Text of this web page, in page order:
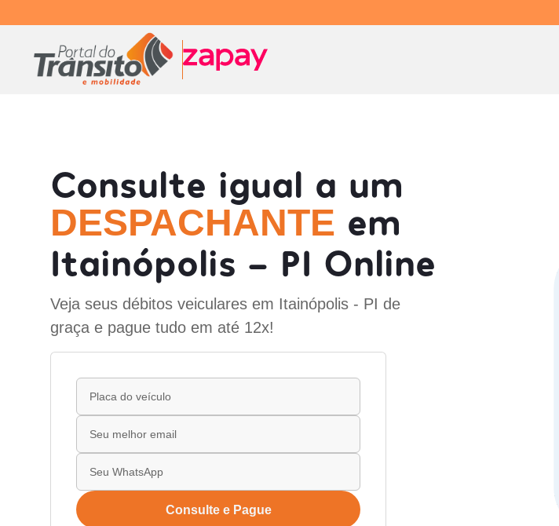
Consulte igual a um
DESPACHANTE em
Itainópolis - PI Online
Veja seus débitos veiculares em Itainópolis - PI de
graça e pague tudo em até 12x!
Consulte e Pague